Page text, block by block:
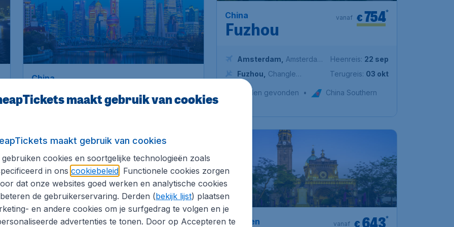
*
China
Shanghai
€528*
vanaf
Amsterdam ,
Amsterdam
Shanghai
Heenreis:
Airlines
China
Fuzhou
€754*
vanaf
Amsterdam
Amsterdam
Airport Schiphol
Fuzhou
Changle
International Airport
Heenreis: 22 sep
Terugreis: 03 okt
1u geleden gevonden •
China Southern
*
maakt gebruik van cookies
maakt gebruik van cookies
gebruiken cookies en soortgelijke technologieën zoals
in ons cookiebeleid. Functionele cookies zorgen
dat onze websites goed werken en analytische cookies
de gebruikerservaring. Derden (bekijk lijst) plaatsen
en andere cookies om je surfgedrag te volgen en je
advertenties te tonen. Door op Accepteren te